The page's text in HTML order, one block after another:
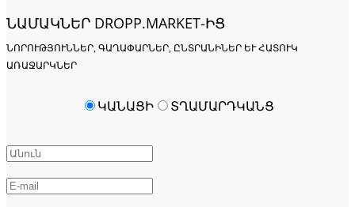
ՆԱՄԱԿՆԵՐ DROPP.MARKET-ԻՑ
ՆՈՐՈՒԹՅՈՒՆՆԵՐ, ԳԱՂԱՓԱՐՆԵՐ, ԸՆՏՐԱՆԻՆԵՐ ԵՒ ՀԱՏՈՒԿ Ա
ՌԱՋԱՐԿՆԵՐ
ԿԱՆԱՑԻ ՏՂԱՄԱՐԴԿԱՆՑ